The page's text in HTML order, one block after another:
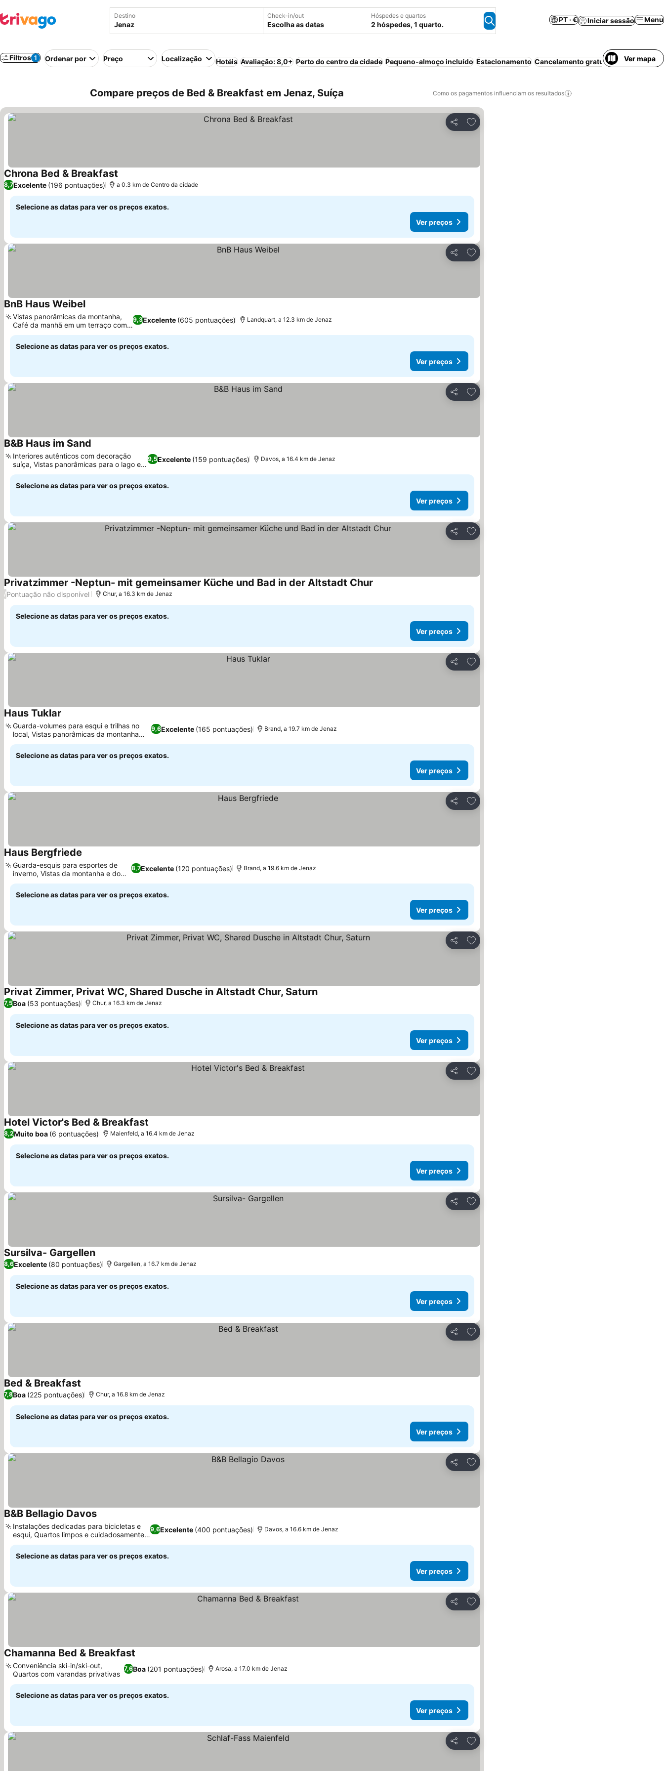
Destino Check-in/out
Escolha as datas
Hóspedes e quartos
2 hóspedes, 1 quarto.
PT · € Iniciar sessão Menu
Filtros 1 Ordenar por Preço Localização Hotéis Avaliação: 8,0+ Perto do centro da cidade Pequeno-almoço incluído Estacionamento Cancelamento gratuito Ver mapa
Compare preços de Bed & Breakfast em Jenaz, Suíça Como os pagamentos influenciam os resultados
Partilhar
Adicionar aos favoritos
Chrona Bed & Breakfast
8,7Excelente (196 pontuações) a 0.3 km de Centro da cidade
Selecione as datas para ver os preços exatos.
Ver preços
Partilhar
Adicionar aos favoritos
BnB Haus Weibel
9,3Excelente (605 pontuações)
Vistas panorâmicas da montanha,
Café da manhã em um terraço com
vista
Landquart, a 12.3 km de Jenaz
Selecione as datas para ver os preços exatos.
Ver preços
Partilhar
Adicionar aos favoritos
B&B Haus im Sand
9,5Excelente (159 pontuações)
Interiores autênticos com decoração
suíça, Vistas panorâmicas para o lago e a
montanha
Davos, a 16.4 km de Jenaz
Selecione as datas para ver os preços exatos.
Ver preços
Partilhar
Adicionar aos favoritos
Privatzimmer -Neptun- mit gemeinsamer Küche und Bad in der Altstadt Chur
/Pontuação não disponível Chur, a 16.3 km de Jenaz
Selecione as datas para ver os preços exatos.
Ver preços
Partilhar
Adicionar aos favoritos
Haus Tuklar
9,6Excelente (165 pontuações)
Guarda-volumes para esqui e trilhas no
local, Vistas panorâmicas da montanha
das varandas
Brand, a 19.7 km de Jenaz
Selecione as datas para ver os preços exatos.
Ver preços
Partilhar
Adicionar aos favoritos
Haus Bergfriede
8,7Excelente (120 pontuações)
Guarda-esquis para esportes de
inverno, Vistas da montanha e do
jardim
Brand, a 19.6 km de Jenaz
Selecione as datas para ver os preços exatos.
Ver preços
Partilhar
Adicionar aos favoritos
Privat Zimmer, Privat WC, Shared Dusche in Altstadt Chur, Saturn
7,5Boa (53 pontuações) Chur, a 16.3 km de Jenaz
Selecione as datas para ver os preços exatos.
Ver preços
Partilhar
Adicionar aos favoritos
Hotel Victor's Bed & Breakfast
8,2Muito boa (6 pontuações) Maienfeld, a 16.4 km de Jenaz
Selecione as datas para ver os preços exatos.
Ver preços
Partilhar
Adicionar aos favoritos
Sursilva- Gargellen
8,6Excelente (80 pontuações) Gargellen, a 16.7 km de Jenaz
Selecione as datas para ver os preços exatos.
Ver preços
Partilhar
Adicionar aos favoritos
Bed & Breakfast
7,8Boa (225 pontuações) Chur, a 16.8 km de Jenaz
Selecione as datas para ver os preços exatos.
Ver preços
Partilhar
Adicionar aos favoritos
B&B Bellagio Davos
9,6Excelente (400 pontuações)
Instalações dedicadas para bicicletas e
esqui, Quartos limpos e cuidadosamente
projetados
Davos, a 16.6 km de Jenaz
Selecione as datas para ver os preços exatos.
Ver preços
Partilhar
Adicionar aos favoritos
Chamanna Bed & Breakfast
7,6Boa (201 pontuações)
Conveniência ski-in/ski-out,
Quartos com varandas privativas
Arosa, a 17.0 km de Jenaz
Selecione as datas para ver os preços exatos.
Ver preços
Partilhar
Adicionar aos favoritos